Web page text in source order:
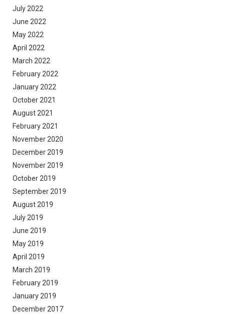
July 2022
June 2022
May 2022
April 2022
March 2022
February 2022
January 2022
October 2021
August 2021
February 2021
November 2020
December 2019
November 2019
October 2019
September 2019
August 2019
July 2019
June 2019
May 2019
April 2019
March 2019
February 2019
January 2019
December 2017